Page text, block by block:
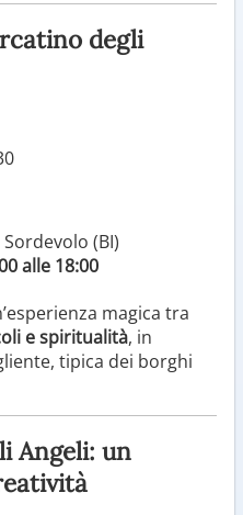
degli
(BI)
alle 18:00
magica tra
e spiritualità, in
tipica dei borghi
Angeli: un